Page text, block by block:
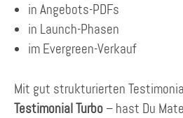
in Angebots-PDFs
in Launch-Phasen
im Evergreen-Verkauf
Mit gut strukturierten
Testimonial Turbo – hast Du